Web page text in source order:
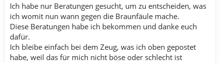
Ich habe nur Beratungen gesucht, um zu entscheiden, was
ich womit nun wann gegen die Braunfäule mache.
Diese Beratungen habe ich bekommen und danke euch
dafür.
Ich bleibe einfach bei dem Zeug, was ich oben gepostet
habe, weil das für mich nicht böse oder schlecht ist